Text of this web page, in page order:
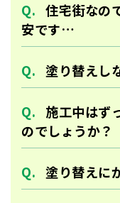
住宅街なの
安です…
塗り替えし
施工中はず
のでしょうか？
塗り替えに